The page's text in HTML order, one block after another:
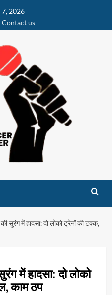
7, 2026
Contact us
सुरंग में हादसा: दो लोको ट्रेनों की टक्क,
में हादसा: दो लोको
काम ठप